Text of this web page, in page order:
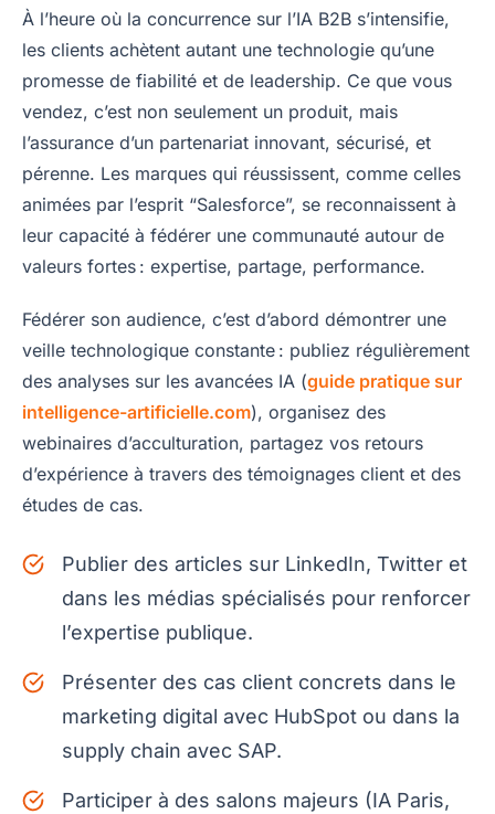
À l’heure où la concurrence sur l’IA B2B s’intensifie,
les clients achètent autant une technologie qu’une
promesse de fiabilité et de leadership. Ce que vous
vendez, c’est non seulement un produit, mais
l’assurance d’un partenariat innovant, sécurisé, et
pérenne. Les marques qui réussissent, comme celles
animées par l’esprit “Salesforce”, se reconnaissent à
leur capacité à fédérer une communauté autour de
valeurs fortes : expertise, partage, performance.
Fédérer son audience, c’est d’abord démontrer une
veille technologique constante : publiez régulièrement
des analyses sur les avancées IA (guide pratique sur
intelligence-artificielle.com), organisez des
webinaires d’acculturation, partagez vos retours
d’expérience à travers des témoignages client et des
études de cas.
Publier des articles sur LinkedIn, Twitter et
dans les médias spécialisés pour renforcer
l’expertise publique.
Présenter des cas client concrets dans le
marketing digital avec HubSpot ou dans la
supply chain avec SAP.
Participer à des salons majeurs (IA Paris,